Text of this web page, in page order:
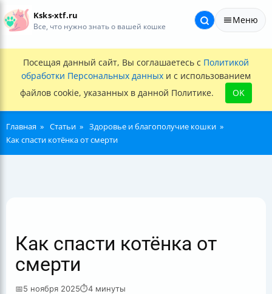
Ksks-xtf.ru
Все, что нужно знать о вашей кошке
Меню
Посещая данный сайт, Вы соглашаетесь с Политикой
обработки Персональных данных и с использованием
файлов cookie, указанных в данной Политике.
OK
Главная Статьи
Здоровье и благополучие кошки
Как спасти котёнка от смерти
Как спасти котёнка от
смерти
📅5 ноября 2025⏱4 минуты